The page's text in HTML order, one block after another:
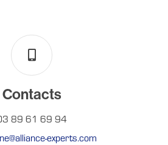
Contacts
89 61 69 94
experts.com